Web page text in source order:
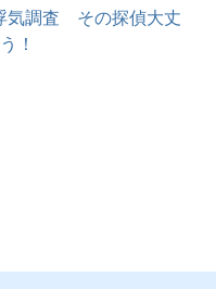
気調査 その探偵大丈
！